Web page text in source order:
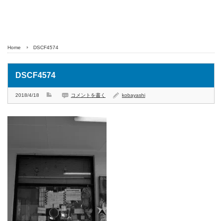
Home DSCF4574
DSCF4574
2018/4/18 コメントを書く kobayashi